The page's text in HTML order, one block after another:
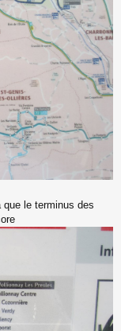
que le terminus des